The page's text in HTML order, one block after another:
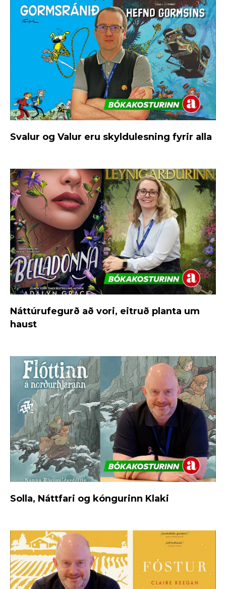
Svalur og Valur eru skyldulesning fyrir alla
Náttúrufegurð að vori, eitruð planta um
haust
Solla, Náttfari og kóngurinn Klaki